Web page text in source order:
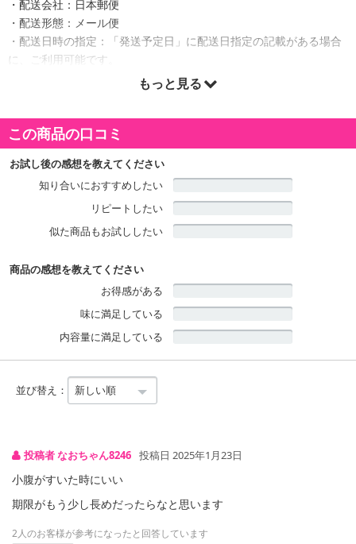
・配送会社：日本郵便
・配送形態：メール便
・配送日時の指定：「発送予定日」に配送日指定の記載がある場合
に、ご利用可能です。
※発送予定日は到着日ではありません。
・商品は「株式会社三海幸」より出荷します。
商品詳細
“折にふれて食べたくなるアイテム”をコンセプトに創り上げられた
もっと見る
この商品の口コミ
お試し後の感想を教えてください
知り合いにおすすめしたい
リピートしたい
似た商品もお試ししたい
商品の感想を教えてください
お得感がある
味に満足している
内容量に満足している
並び替え：
投稿者 なおちゃん8246 投稿日 2025年1月23日
小腹がすいた時にいい
期限がもう少し長めだったらなと思います
2人のお客様が参考になったと回答しています